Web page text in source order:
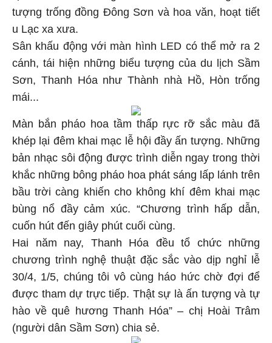
tượng trống đồng Đông Sơn và hoa văn, hoạt tiết
u Lạc xa xưa.
Sân khấu động với màn hình LED có thể mở ra 2
cánh, tái hiện những biểu tượng của du lịch Sầm
Sơn, Thanh Hóa như Thành nhà Hồ, Hòn trống
mái...
Màn bắn pháo hoa tầm thấp rực rỡ sắc màu đã
khép lại đêm khai mạc lễ hội đầy ấn tượng. Những
bản nhạc sôi động được trình diễn ngay trong thời
khắc những bông pháo hoa phát sáng lấp lánh trên
bầu trời càng khiến cho không khí đêm khai mạc
bùng nổ đầy cảm xúc. “Chương trình hấp dẫn,
cuốn hút đến giây phút cuối cùng.
Hai năm nay, Thanh Hóa đều tổ chức những
chương trình nghệ thuật đặc sắc vào dịp nghỉ lễ
30/4, 1/5, chúng tôi vô cùng háo hức chờ đợi để
được tham dự trực tiếp. Thật sự là ấn tượng và tự
hào về quê hương Thanh Hóa” – chị Hoài Trâm
(người dân Sầm Sơn) chia sẻ.